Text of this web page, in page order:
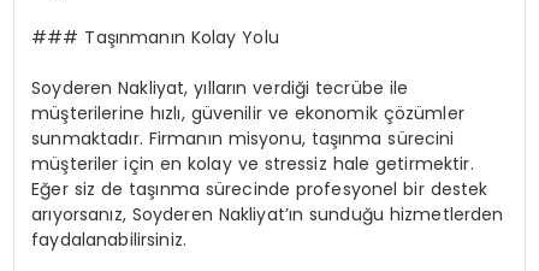
### Taşınmanın Kolay Yolu
Soyderen Nakliyat, yılların verdiği tecrübe ile
müşterilerine hızlı, güvenilir ve ekonomik çözümler
sunmaktadır. Firmanın misyonu, taşınma sürecini
müşteriler için en kolay ve stressiz hale getirmektir.
Eğer siz de taşınma sürecinde profesyonel bir destek
arıyorsanız, Soyderen Nakliyat’ın sunduğu hizmetlerden
faydalanabilirsiniz.